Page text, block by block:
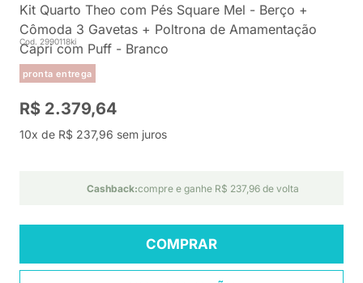
Kit Quarto Theo com Pés Square Mel - Berço +
Cômoda 3 Gavetas + Poltrona de Amamentação
Capri com Puff - Branco
Cod. 2990118ki
pronta entrega
R$ 2.379,64
10x de R$ 237,96 sem juros
Cashback:compre e ganhe R$ 237,96 de volta
COMPRAR